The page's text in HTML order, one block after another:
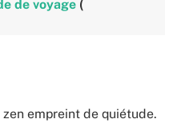
de voyage (
empreint de quiétude.